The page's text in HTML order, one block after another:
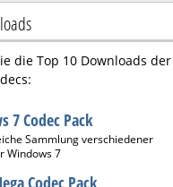
die Top 10 Downloads der
7 Codec Pack
Sammlung verschiedener
Windows 7
Codec Pack